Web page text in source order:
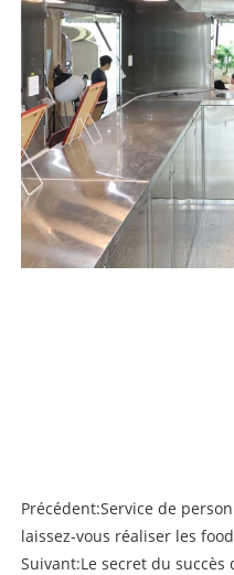
Précédent:Service de
laissez-vous réaliser les
Suivant:Le secret du